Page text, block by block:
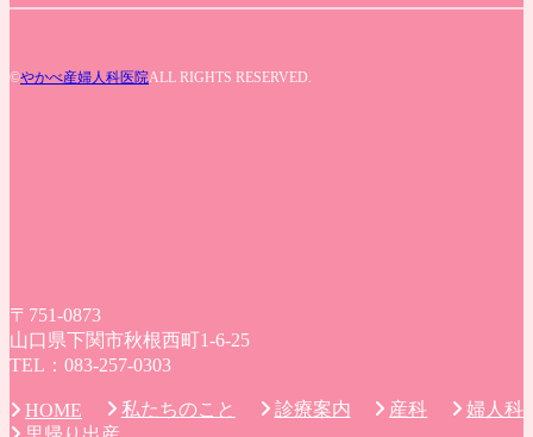
©やかべ産婦人科医院ALL RIGHTS RESERVED.
〒751-0873
山口県下関市秋根西町1-6-25
TEL：083-257-0303
HOME 私たちのこと 診療案内 産科
婦人科